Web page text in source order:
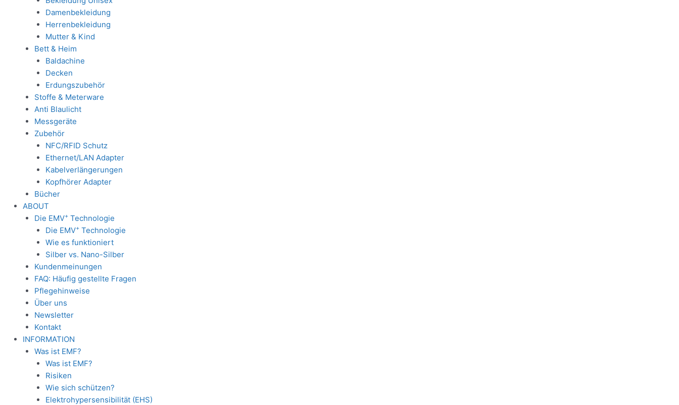
Damenbekleidung
Herrenbekleidung
Mutter & Kind
Bett & Heim
Baldachine
Decken
Erdungszubehör
Stoffe & Meterware
Anti Blaulicht
Messgeräte
Zubehör
NFC/RFID Schutz
Ethernet/LAN Adapter
Kabelverlängerungen
Kopfhörer Adapter
Bücher
ABOUT
Die EMV+Technologie
Die EMV+ Technologie
Wie es funktioniert
Silber vs. Nano-Silber
Kundenmeinungen
FAQ: Häufig gestellte Fragen
Pflegehinweise
Über uns
Newsletter
Kontakt
INFORMATION
Was ist EMF?
Was ist EMF?
Risiken
Wie sich schützen?
Elektrohypersensibilität (EHS)